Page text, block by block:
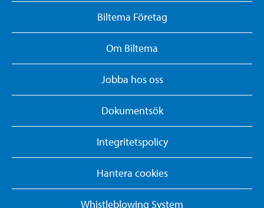
Biltema Företag
Om Biltema
Jobba hos oss
Dokumentsök
Integritetspolicy
Hantera cookies
Whistleblowing System